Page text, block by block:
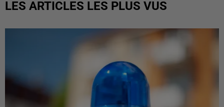
LES ARTICLES LES PLUS VUS